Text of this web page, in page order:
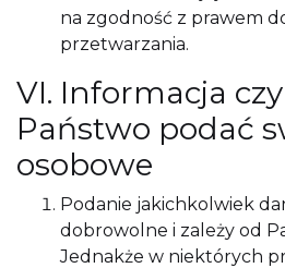
na zgodność z prawem
przetwarzania.
VI. Informacja
Państwo podać
osobowe
Podanie jakichkolwiek
dobrowolne i zależy od
Jednakże w niektórych